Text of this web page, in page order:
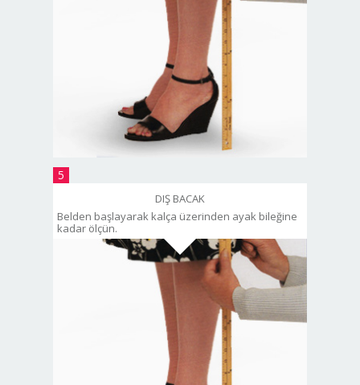
5
DIŞ BACAK
Belden başlayarak kalça üzerinden ayak bileğine
kadar ölçün.